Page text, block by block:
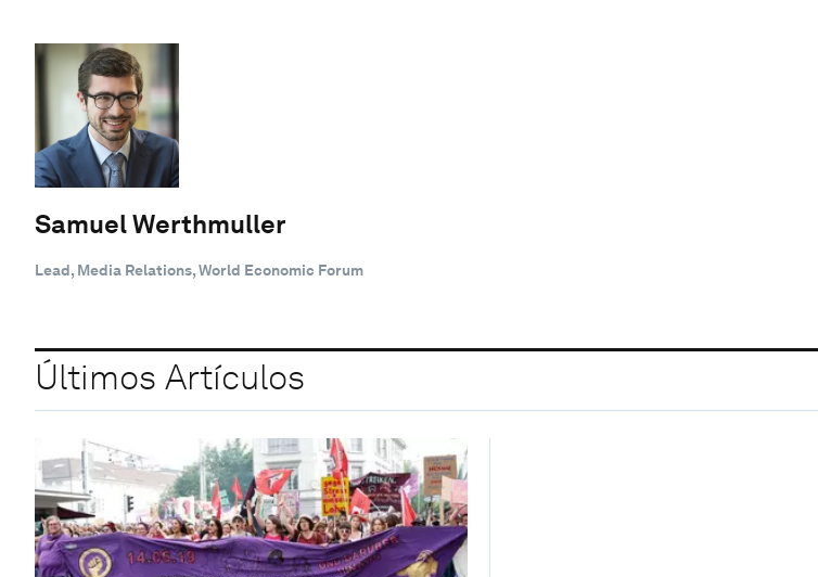
Samuel Werthmuller
Lead, Media Relations, World Economic Forum
Últimos Artículos